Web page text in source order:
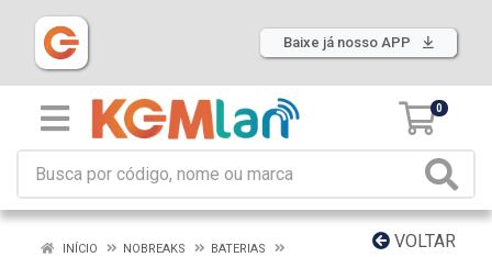
Baixe já nosso APP
0
VOLTAR
INÍCIO NOBREAKS
BATERIAS